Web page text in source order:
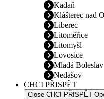
Kadaň
Klášterec nad
Liberec
Litoměřice
Litomyšl
Lovosice
Mladá Boleslav
Nedašov
CHCI PŘISPĚT
Close CHCI PŘISPĚT